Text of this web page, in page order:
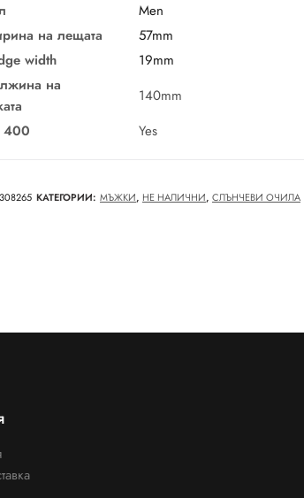
Men
на лещата
57mm
width
19mm
на
140mm
400
Yes
КАТЕГОРИИ: МЪЖКИ, НЕ НАЛИЧНИ, СЛЪНЧЕВИ ОЧИЛА